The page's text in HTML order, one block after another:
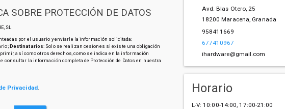
SOBRE PROTECCIÓN DE DATOS
SL
por el usuario y enviarle la información solicitada;
Destinatarios: Solo se realizan cesiones si existe una obligación
así como otros derechos, como se indica en la información
consultar la información completa de Protección de Datos en nuestra
Privacidad.
Avd. Blas Otero, 25
18200 Maracena, Granada
958411669
677410967
ihardware@gmail.com
Horario
L-V: 10:00-14:00, 17:00-21:00